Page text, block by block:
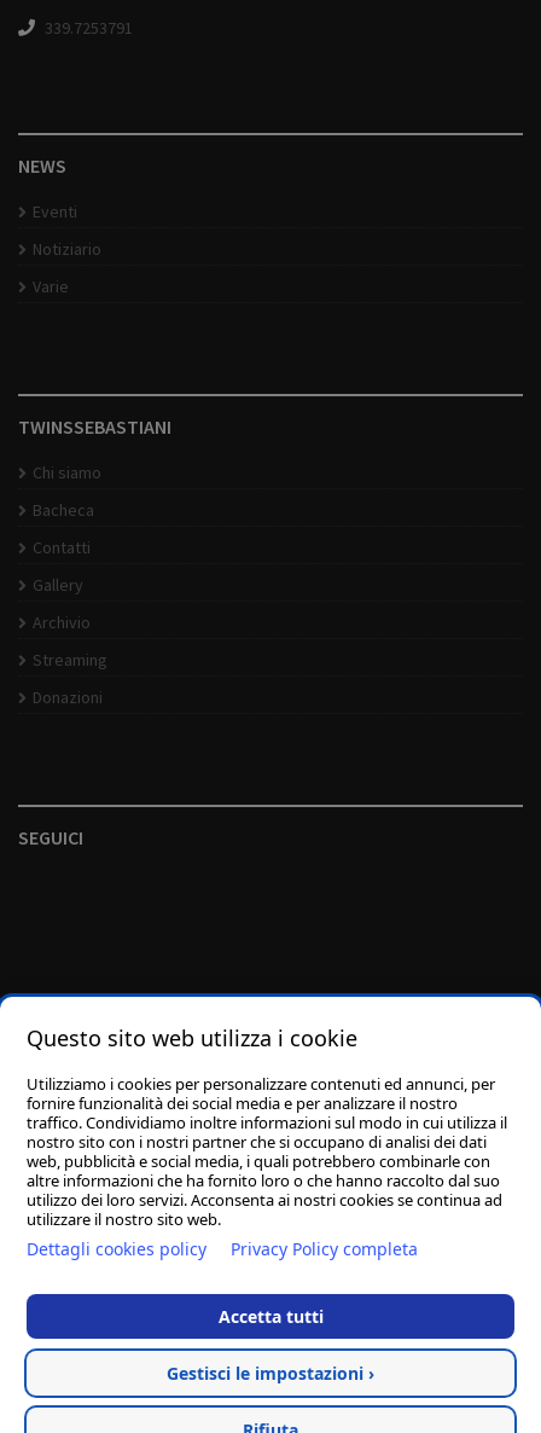
339.7253791
NEWS
Eventi
Notiziario
Varie
TWINSSEBASTIANI
Chi siamo
Bacheca
Contatti
Gallery
Archivio
Streaming
Donazioni
SEGUICI
Fai una donazione Streaming
Privacy Policy
Cookie Policy
Hosted & created by
Clion
Questo sito web utilizza i cookie
Utilizziamo i cookies per personalizzare contenuti ed annunci, per
fornire funzionalità dei social media e per analizzare il nostro
traffico. Condividiamo inoltre informazioni sul modo in cui utilizza il
nostro sito con i nostri partner che si occupano di analisi dei dati
web, pubblicità e social media, i quali potrebbero combinarle con
altre informazioni che ha fornito loro o che hanno raccolto dal suo
utilizzo dei loro servizi. Acconsenta ai nostri cookies se continua ad
utilizzare il nostro sito web.
Dettagli cookies policy Privacy Policy completa
Accetta tutti
Gestisci le impostazioni ›